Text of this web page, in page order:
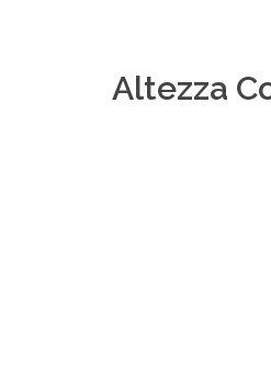
Altezza